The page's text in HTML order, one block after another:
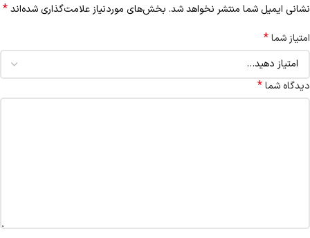
نشانی ایمیل شما منتشر نخواهد شد. بخش‌های موردنیاز علامت‌گذاری شده‌اند*
امتیاز شما*
دیدگاه شما*